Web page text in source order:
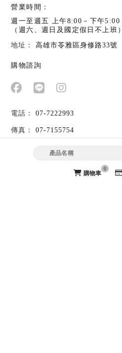
購物車
0
營業時間：
週一至週五 上午8:00－下午5:00
（週六、週日及國定假日不上班）
高雄市苓雅區身修路33號
購物諮詢
07-7222993
07-7155754